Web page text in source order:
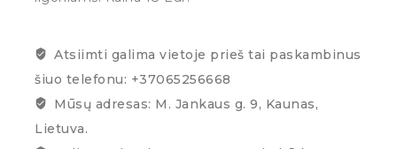
Atsiimti galima vietoje prieš tai paskambinus
šiuo telefonu: +37065256668
Mūsų adresas: M. Jankaus g. 9, Kaunas,
Lietuva.